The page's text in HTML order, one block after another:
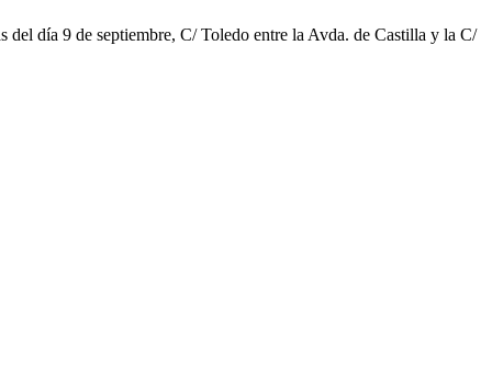
del día 9 de septiembre, C/ Toledo entre la Avda. de Castilla y la C/